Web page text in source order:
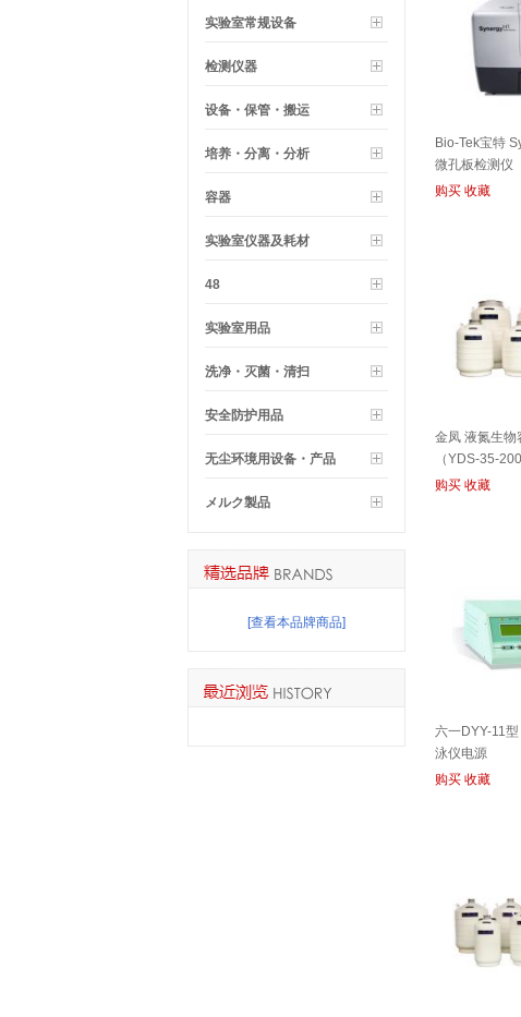
Bio-Tek宝特
微孔板检测仪
购买 收藏
金凤 液氮生物
（YDS-35-
购买 收藏
六一DYY-11
泳仪电源
购买 收藏
实验室常规设备
检测仪器
设备・保管・搬运
培养・分离・分析
容器
实验室仪器及耗材
48
实验室用品
洗净・灭菌・清扫
安全防护用品
无尘环境用设备・产品
メルク製品
[查看本品牌商品]